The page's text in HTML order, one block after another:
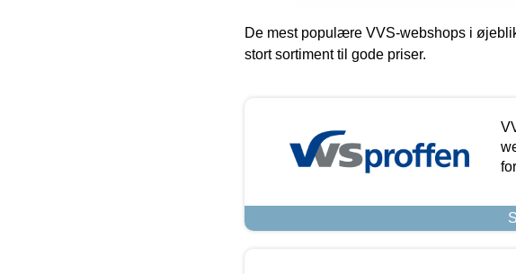
De mest populære VVS-webshops i
stort sortiment til gode priser.